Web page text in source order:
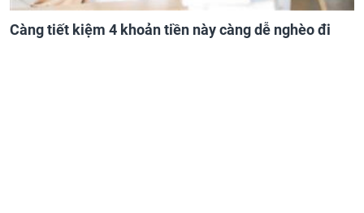
Càng tiết kiệm 4 khoản tiền này càng dễ nghèo đi